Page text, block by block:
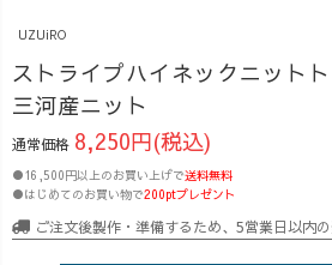
をはじめ、春・
秋・冬と通年通
UZUiROで大人
気な、綿100%ハ
イネックニット
トップスのスト
ライプデザイ
のOREO。 (裄丈
市販のものは袖
がちんちくりん
になったり、シ
ルエットが気に
UZUiRO
ストライプハイネックニット
三河産ニット
通常価格 8,250円(税込)
●16,500円以上のお買い上げで送料無料
●はじめてのお買い物で200ptプレゼント
ご注文後製作・準備するため、5営業日以内の